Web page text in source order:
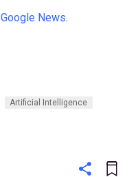
Google News.
Artificial Intelligence